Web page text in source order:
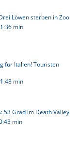
Löwen sterben in Zoo
min
für Italien! Touristen
min
53 Grad im Death Valley
min